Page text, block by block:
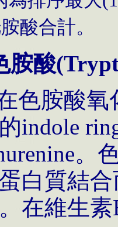
酸合計。
胺酸
色胺酸氧
indole
。
白質結
在維生素